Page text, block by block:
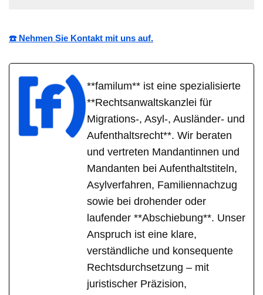
☎️ Nehmen Sie Kontakt mit uns auf.
**familum** ist eine spezialisierte
**Rechtsanwaltskanzlei für
Migrations-, Asyl-, Ausländer- und
Aufenthaltsrecht**. Wir beraten
und vertreten Mandantinnen und
Mandanten bei Aufenthaltstiteln,
Asylverfahren, Familiennachzug
sowie bei drohender oder
laufender **Abschiebung**. Unser
Anspruch ist eine klare,
verständliche und konsequente
Rechtsdurchsetzung – mit
juristischer Präzision,